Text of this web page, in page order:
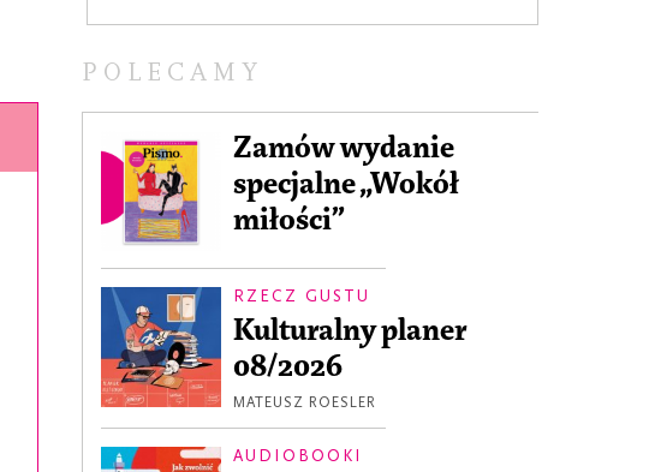
POLECAMY
Zamów wydanie
specjalne „Wokół
miłości”
RZECZ GUSTU
Kulturalny planer
08/2026
MATEUSZ ROESLER
AUDIOBOOKI